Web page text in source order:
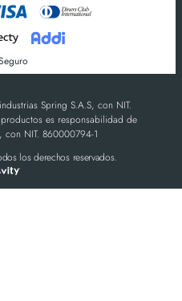
Spring S.A.S, con NIT.
es responsabilidad de
con NIT. 860000794-1
los derechos reservados.